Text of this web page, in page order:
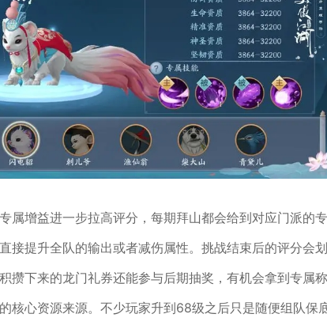
属增益进一步拉高评分，每期拜山都会给到对应门派的
接提升全队的输出或者减伤属性。挑战结束后的评分会
攒下来的龙门礼券还能参与后期抽奖，有机会拿到专属
核心资源来源。不少玩家升到68级之后只是随便组队保